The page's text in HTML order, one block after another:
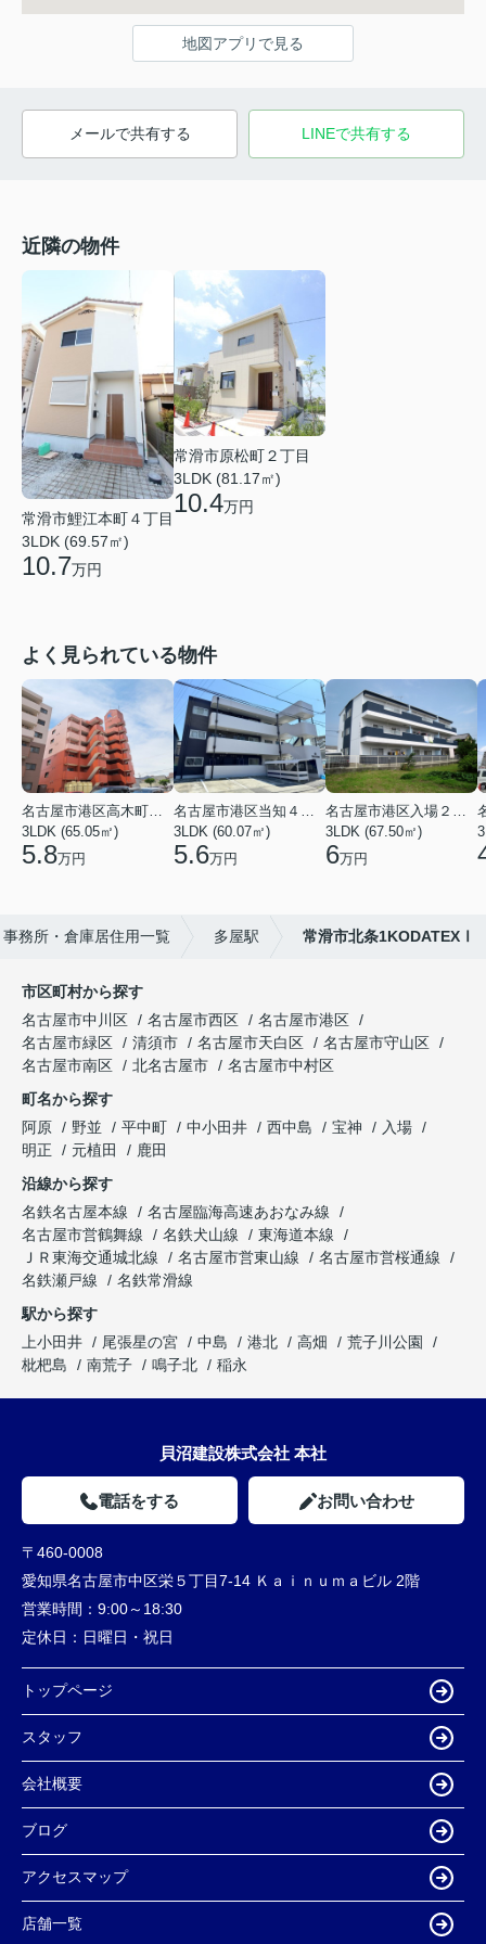
地図アプリで見る
メールで共有する LINEで共有する
近隣の物件
常滑市鯉江本町４丁目
3LDK (69.57㎡)
10.7万円
常滑市原松町２丁目
3LDK (81.17㎡)
10.4万円
よく見られている物件
3LDK (65.05㎡)
5.8万円
3LDK (60.07㎡)
5.6万円
3LDK (67.50㎡)
6万円
務所・倉庫居住用一覧 多屋駅 常滑市北条1KODATEXⅠ
市区町村から探す
名古屋市中川区
名古屋市西区
名古屋市港区
名古屋市緑区
清須市 名古屋市天白区
名古屋市守山区
名古屋市南区
北名古屋市
名古屋市中村区
町名から探す
阿原
野並 平中町 中小田井 西中島 宝神
入場
明正
元植田
鹿田
沿線から探す
名鉄名古屋本線
名古屋臨海高速あおなみ線
名古屋市営鶴舞線
名鉄犬山線
東海道本線
ＪＲ東海交通城北線
名古屋市営東山線
名古屋市営桜通線
名鉄瀬戸線
名鉄常滑線
駅から探す
上小田井
尾張星の宮 中島 港北 高畑
荒子川公園
枇杷島
南荒子 鳴子北 稲永
貝沼建設株式会社 本社
電話をする お問い合わせ
〒460-0008
愛知県名古屋市中区栄５丁目7-14 Ｋａｉｎｕｍａビル 2階
営業時間： 9:00～18:30
定休日： 日曜日・祝日
トップページ
スタッフ
会社概要
ブログ
アクセスマップ
店舗一覧